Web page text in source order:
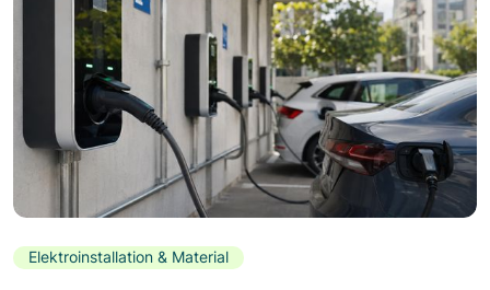
Elektroinstallation & Material